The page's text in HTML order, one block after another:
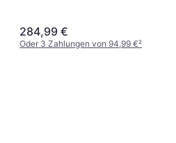
284,99 €
Oder 3 Zahlungen von 94,99 €²